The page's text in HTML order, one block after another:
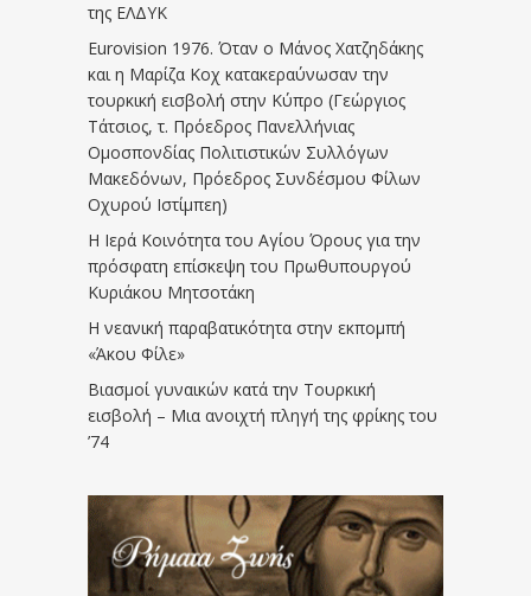
της ΕΛΔΥΚ
Eurovision 1976. Όταν ο Μάνος Χατζηδάκης
και η Μαρίζα Κοχ κατακεραύνωσαν την
τουρκική εισβολή στην Κύπρο (Γεώργιος
Τάτσιος, τ. Πρόεδρος Πανελλήνιας
Ομοσπονδίας Πολιτιστικών Συλλόγων
Μακεδόνων, Πρόεδρος Συνδέσμου Φίλων
Οχυρού Ιστίμπεη)
Η Ιερά Κοινότητα του Αγίου Όρους για την
πρόσφατη επίσκεψη του Πρωθυπουργού
Κυριάκου Μητσοτάκη
Η νεανική παραβατικότητα στην εκπομπή
«Άκου Φίλε»
Βιασμοί γυναικών κατά την Τουρκική
εισβολή – Μια ανοιχτή πληγή της φρίκης του
’74